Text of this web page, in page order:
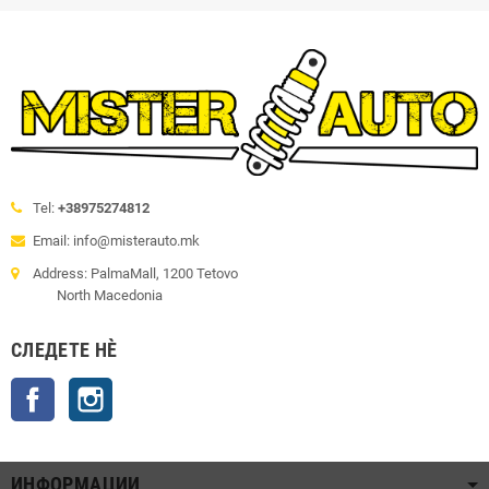
Tel: +38975274812
Email: info@misterauto.mk
Address: PalmaMall, 1200 Tetovo
North Macedonia
СЛЕДЕТЕ НÈ
Facebook